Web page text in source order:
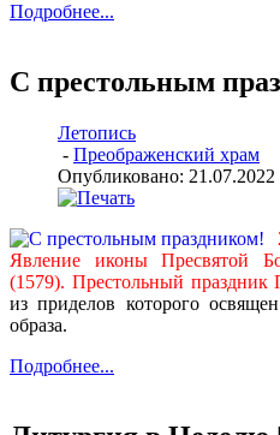
Подробнее...
C престольным
Летопись
- Преображенский храм
Опубликовано: 21.07.2022
Явление иконы Пресвятой
(1579). Престольный праздник
из приделов которого
образа.
Подробнее...